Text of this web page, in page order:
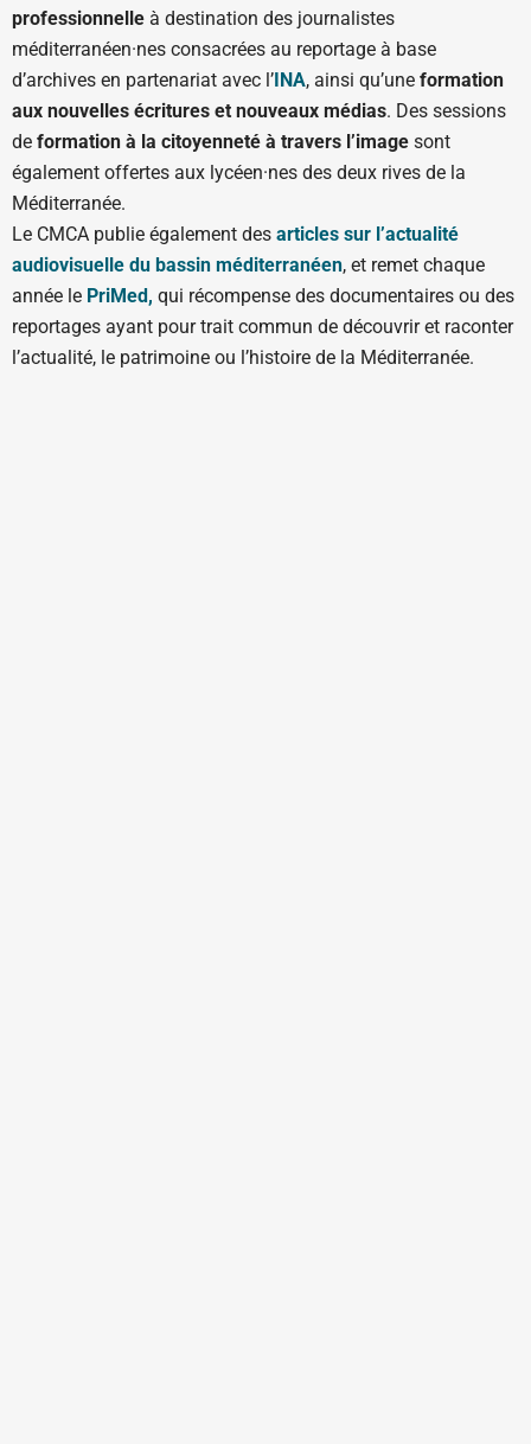
professionnelle à destination des journalistes
méditerranéen·nes consacrées au reportage à base
d’archives en partenariat avec l’INA, ainsi qu’une formation
aux nouvelles écritures et nouveaux médias. Des sessions
de formation à la citoyenneté à travers l’image sont
également offertes aux lycéen·nes des deux rives de la
Méditerranée.
Le CMCA publie également des articles sur l’actualité
audiovisuelle du bassin méditerranéen, et remet chaque
année le PriMed, qui récompense des documentaires ou des
reportages ayant pour trait commun de découvrir et raconter
l’actualité, le patrimoine ou l’histoire de la Méditerranée.